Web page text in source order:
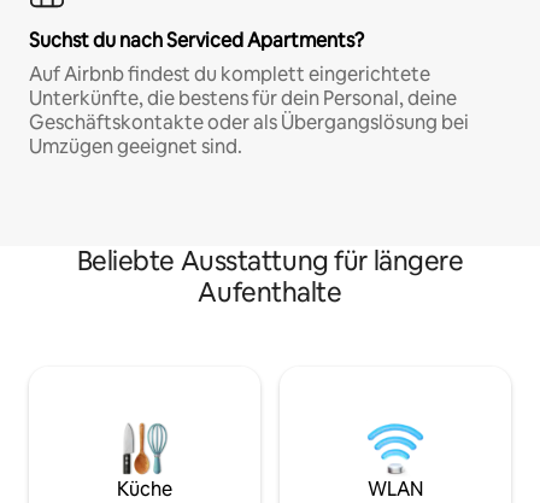
Suchst du nach Serviced Apartments?
Auf Airbnb findest du komplett eingerichtete
Unterkünfte, die bestens für dein Personal, deine
Geschäftskontakte oder als Übergangslösung bei
Umzügen geeignet sind.
Beliebte Ausstattung für längere
Aufenthalte
Küche WLAN